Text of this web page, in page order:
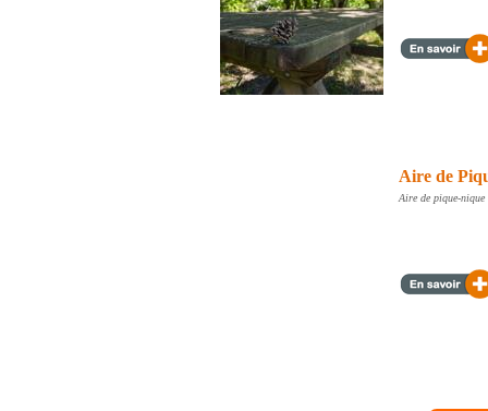
Aire de
Aire de pique-nique